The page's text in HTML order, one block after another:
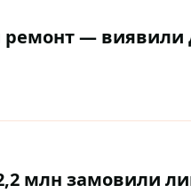
ремонт —
млн замовили